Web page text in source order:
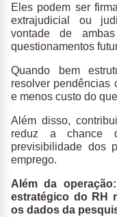
Eles podem ser
extrajudicial
ou
vontade de
questionamentos
Quando bem
resolver pendências
e menos custo do
Além disso,
reduz a chance
previsibilidade dos
emprego.
Além da
estratégico do RH
os dados da